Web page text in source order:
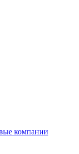
компании